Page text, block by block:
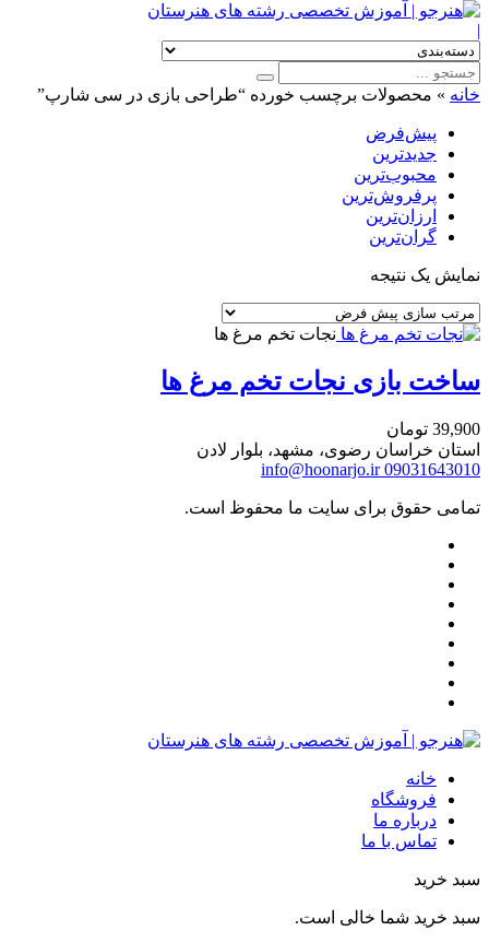
|
خانه » محصولات برچسب خورده “طراحی بازی در سی شارپ”
پیش‌فرض
جدیدترین
محبوب‌ترین
پرفروش‌ترین
ارزان‌ترین
گران‌ترین
نمایش یک نتیجه
نجات تخم مرغ ها
ساخت بازی نجات تخم مرغ ها
39,900 تومان
استان خراسان رضوی، مشهد، بلوار لادن
09031643010
info@hoonarjo.ir
تمامی حقوق برای سایت ما محفوظ است.
خانه
فروشگاه
درباره ما
تماس با ما
سبد خرید
سبد خرید شما خالی است.